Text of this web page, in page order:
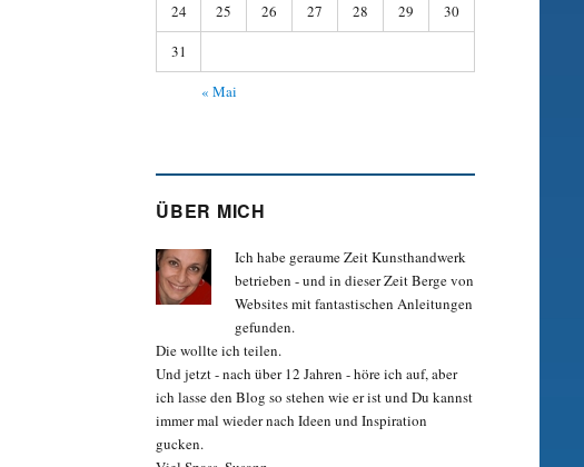
24
25 26 27 28 29
30
31
« Mai
ÜBER MICH
Ich habe geraume Zeit Kunst­hand­werk
betrieben - und in dieser Zeit Berge von
Websites mit fan­tastischen Anleitungen
gefunden.
Die wollte ich teilen.
Und jetzt - nach über 12 Jahren - höre ich auf, aber
ich lasse den Blog so stehen wie er ist und Du kannst
immer mal wieder nach Ideen und Inspiration
gucken.